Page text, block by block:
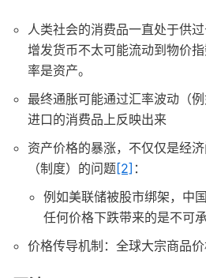
人类社会的消费品一直处于供过
增发货币不太可能流动到物价
率是资产。
最终通胀可能通过汇率波动（
进口的消费品上反映出来
资产价格的暴涨，不仅仅是经
（制度）的问题[2] ：
例如美联储被股市绑架，中
任何价格下跌带来的是不可
价格传导机制：全球大宗商品